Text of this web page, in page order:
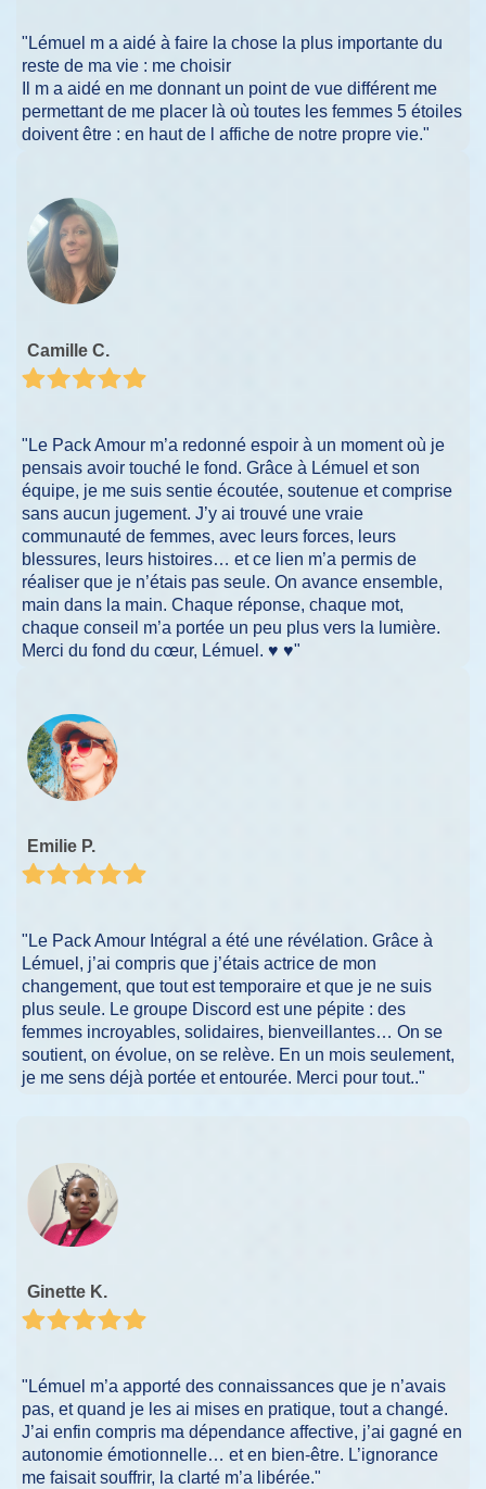
"Lémuel m a aidé à faire la chose la plus importante du
reste de ma vie : me choisir
Il m a aidé en me donnant un point de vue différent me
permettant de me placer là où toutes les femmes 5 étoiles
doivent être : en haut de l affiche de notre propre vie."
Camille C.
"Le Pack Amour m’a redonné espoir à un moment où je
pensais avoir touché le fond. Grâce à Lémuel et son
équipe, je me suis sentie écoutée, soutenue et comprise
sans aucun jugement. J’y ai trouvé une vraie
communauté de femmes, avec leurs forces, leurs
blessures, leurs histoires… et ce lien m’a permis de
réaliser que je n’étais pas seule. On avance ensemble,
main dans la main. Chaque réponse, chaque mot,
chaque conseil m’a portée un peu plus vers la lumière.
Merci du fond du cœur, Lémuel. ♥️ ♥️"
Emilie P.
"Le Pack Amour Intégral a été une révélation. Grâce à
Lémuel, j’ai compris que j’étais actrice de mon
changement, que tout est temporaire et que je ne suis
plus seule. Le groupe Discord est une pépite : des
femmes incroyables, solidaires, bienveillantes… On se
soutient, on évolue, on se relève. En un mois seulement,
je me sens déjà portée et entourée. Merci pour tout.."
Ginette K.
"Lémuel m’a apporté des connaissances que je n’avais
pas, et quand je les ai mises en pratique, tout a changé.
J’ai enfin compris ma dépendance affective, j’ai gagné en
autonomie émotionnelle… et en bien-être. L’ignorance
me faisait souffrir, la clarté m’a libérée."